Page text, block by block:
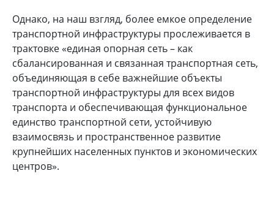
Однако, на наш взгляд, более емкое определение
транспортной инфраструктуры прослеживается в
трактовке «единая опорная сеть – как
сбалансированная и связанная транспортная сеть,
объединяющая в себе важнейшие объекты
транспортной инфраструктуры для всех видов
транспорта и обеспечивающая функциональное
единство транспортной сети, устойчивую
взаимосвязь и пространственное развитие
крупнейших населенных пунктов и экономических
центров».